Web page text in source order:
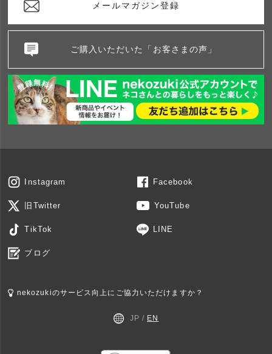
メールマガジン登録
ご購入いただいた「お客さまの声」
Instagram Facebook
旧Twitter YouTube
TikTok LINE
ブログ
nekozukiのサービス向上にご協力いただけますか？
JP / EN